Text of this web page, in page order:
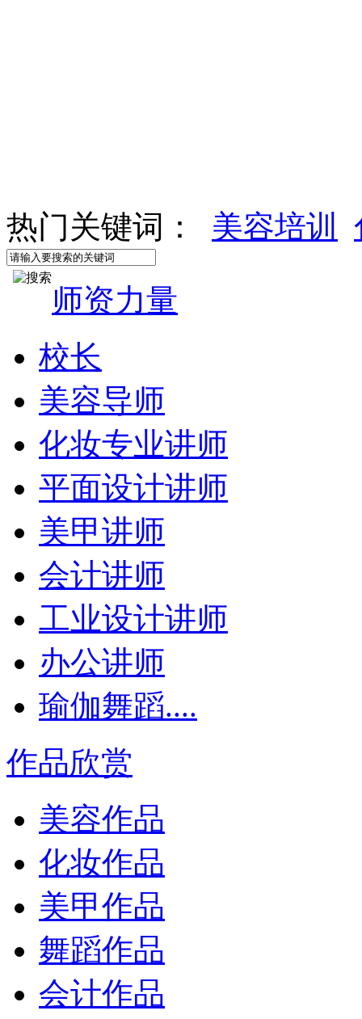
热门关键词： 美容培训
师资力量
校长
美容导师
化妆专业讲师
平面设计讲师
美甲讲师
会计讲师
工业设计讲师
办公讲师
瑜伽舞蹈....
作品欣赏
美容作品
化妆作品
美甲作品
舞蹈作品
会计作品